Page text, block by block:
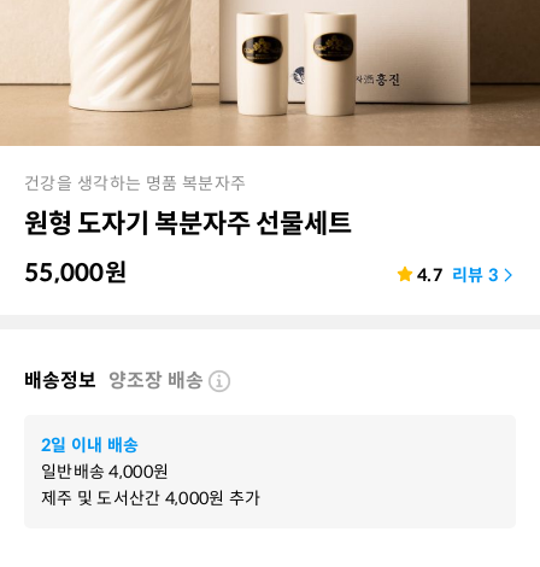
건강을 생각하는 명품 복분자주
원형 도자기 복분자주 선물세트
55,000원 4.7 리뷰 3
배송정보 양조장 배송
2일 이내 배송
일반배송4,000원
제주 및 도서산간 4,000원 추가